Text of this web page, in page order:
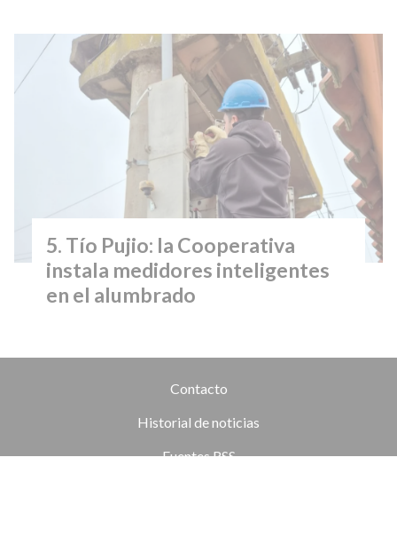
Tío Pujio: la Cooperativa
instala medidores inteligentes
en el alumbrado
Contacto
Historial de noticias
Fuentes RSS